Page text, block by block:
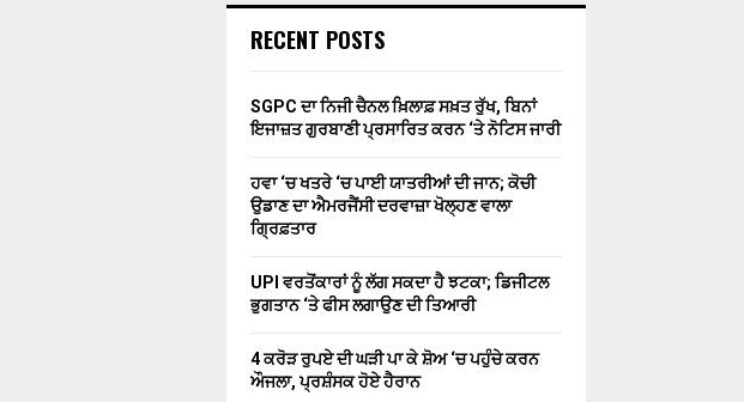
RECENT POSTS
SGPC ਦਾ ਨਿਜੀ ਚੈਨਲ ਖ਼ਿਲਾਫ਼ ਸਖ਼ਤ ਰੁੱਖ, ਬਿਨਾਂ
ਇਜਾਜ਼ਤ ਗੁਰਬਾਣੀ ਪ੍ਰਸਾਰਿਤ ਕਰਨ ‘ਤੇ ਨੋਟਿਸ ਜਾਰੀ
ਹਵਾ ‘ਚ ਖਤਰੇ ‘ਚ ਪਾਈ ਯਾਤਰੀਆਂ ਦੀ ਜਾਨ; ਕੋਚੀ
ਉਡਾਣ ਦਾ ਐਮਰਜੈਂਸੀ ਦਰਵਾਜ਼ਾ ਖੋਲ੍ਹਣ ਵਾਲਾ
ਗ੍ਰਿਫ਼ਤਾਰ
UPI ਵਰਤੋਂਕਾਰਾਂ ਨੂੰ ਲੱਗ ਸਕਦਾ ਹੈ ਝਟਕਾ; ਡਿਜੀਟਲ
ਭੁਗਤਾਨ ‘ਤੇ ਫੀਸ ਲਗਾਉਣ ਦੀ ਤਿਆਰੀ
4 ਕਰੋੜ ਰੁਪਏ ਦੀ ਘੜੀ ਪਾ ਕੇ ਸ਼ੋਅ ‘ਚ ਪਹੁੰਚੇ ਕਰਨ
ਔਜਲਾ, ਪ੍ਰਸ਼ੰਸਕ ਹੋਏ ਹੈਰਾਨ